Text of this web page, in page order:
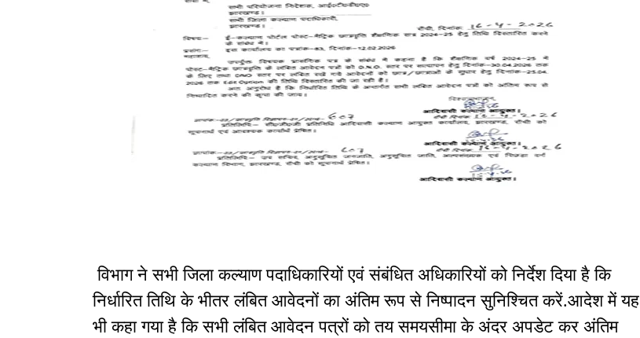
विभाग ने सभी जिला कल्याण पदाधिकारियों एवं संबंधित अधिकारियों को निर्देश दिया है कि
निर्धारित तिथि के भीतर लंबित आवेदनों का अंतिम रूप से निष्पादन सुनिश्चित करें.आदेश में यह
भी कहा गया है कि सभी लंबित आवेदन पत्रों को तय समयसीमा के अंदर अपडेट कर अंतिम